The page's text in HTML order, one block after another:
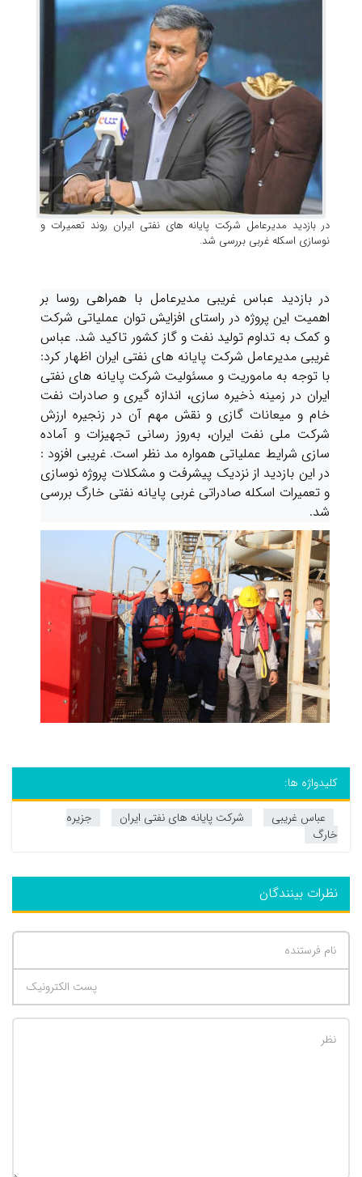
در بازدید مدیرعامل شرکت پایانه های نفتی ایران روند تعمیرات و
نوسازی اسکله‌ غربی بررسی شد.
در بازدید عباس غریبی مدیرعامل با همراهی روسا بر
اهمیت این پروژه در راستای افزایش توان عملیاتی شرکت
و کمک به تداوم تولید نفت و گاز کشور تاکید شد. عباس
غریبی مدیرعامل شرکت پایانه های نفتی ایران اظهار کرد:
با توجه به ماموریت و مسئولیت شرکت پایانه های نفتی
ایران در زمینه ذخیره سازی، اندازه گیری و صادرات نفت
خام و میعانات گازی و نقش مهم آن در زنجیره ارزش
شرکت ملی نفت ایران، به‌روز رسانی تجهیزات و آماده
سازی شرایط عملیاتی همواره مد نظر است. غریبی افزود :
در این بازدید از نزدیک پیشرفت و مشکلات پروژه نوسازی
و تعمیرات اسکله صادراتی غربی پایانه نفتی خارگ بررسی
شد.
کلیدواژه ها:
عباس غریبی
شرکت پایانه های نفتی ایران
جزیره
خارگ
نظرات بینندگان